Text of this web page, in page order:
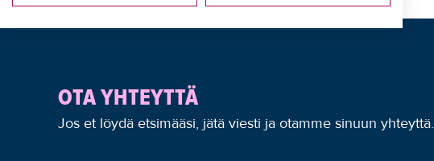
OTA YHTEYTTÄ
Jos et löydä etsimääsi, jätä viesti ja otamme sinuun yhteyttä.